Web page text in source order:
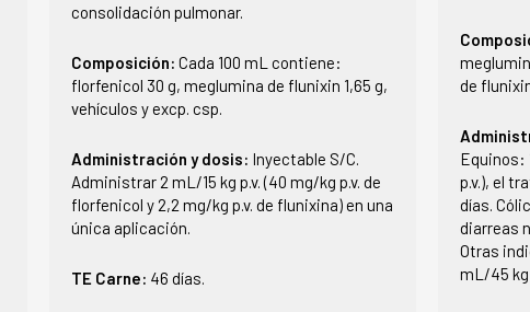
consolidación pulmonar.
Composición: Cada 100 mL contiene:
florfenicol 30 g, meglumina de flunixin 1,65 g,
vehículos y excp. csp.
Administración y dosis: Inyectable S/C.
Administrar 2 mL/15 kg p.v. (40 mg/kg p.v. de
florfenicol y 2,2 mg/kg p.v. de flunixina) en una
única aplicación.
TE Carne: 46 días.
de
Equinos:
p.v.), el
días.
diarreas
Otras
mL/45 kg